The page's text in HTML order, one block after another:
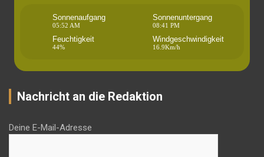
Sonnenaufgang
05:52 AM
Sonnenuntergang
08:41 PM
Feuchtigkeit
44%
Windgeschwindigkeit
16.9Km/h
Nachricht an die Redaktion
Deine E-Mail-Adresse